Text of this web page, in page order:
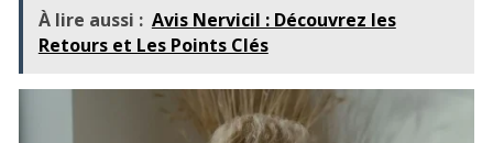
À lire aussi : Avis Nervicil : Découvrez les
Retours et Les Points Clés